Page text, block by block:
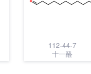
112-44-7
十一醛